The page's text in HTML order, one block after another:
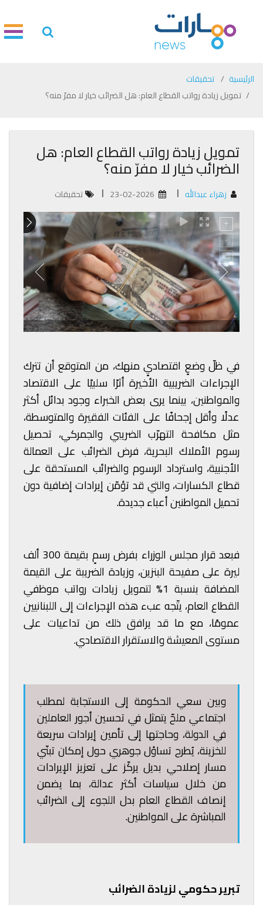
الرئيسية
تحقيقات
تمويل زيادة رواتب القطاع العام: هل الضرائب خيار لا مفرّ منه؟
تمويل زيادة رواتب القطاع العام: هل
الضرائب خيار لا مفرّ منه؟
زهراء عبدالله تحقيقات
في ظلّ وضعٍ اقتصاديٍ منهك، من المتوقع أن تترك
الإجراءات الضريبية الأخيرة أثرًا سلبيًا على الاقتصاد
والمواطنين، بينما يرى بعض الخبراء وجود بدائل أكثر
عدلًا وأقل إجحافًا على الفئات الفقيرة والمتوسطة،
مثل مكافحة التهرّب الضريبي والجمركي، تحصيل
رسوم الأملاك البحرية، فرض الضرائب على العمالة
الأجنبية، واسترداد الرسوم والضرائب المستحقة على
قطاع الكسارات، والتي قد تؤمّن إيرادات إضافية دون
تحميل المواطنين أعباء جديدة.
فبعد قرار مجلس الوزراء بفرض رسمٍ بقيمة 300 ألف
ليرة على صفيحة البنزين، وزيادة الضريبة على القيمة
المضافة بنسبة 1% لتمويل زيادات رواتب موظفي
القطاع العام، يتّجه عبء هذه الإجراءات إلى اللبنانيين
عمومًا، مع ما قد يرافق ذلك من تداعيات على
مستوى المعيشة والاستقرار الاقتصادي.
وبين سعي الحكومة إلى الاستجابة لمطلب
اجتماعي ملحّ يتمثل في تحسين أجور العاملين
في الدولة، وحاجتها إلى تأمين إيرادات سريعة
للخزينة، يُطرح تساؤل جوهري حول إمكان تبنّي
مسار إصلاحي بديل يركّز على تعزيز الإيرادات
من خلال سياسات أكثر عدالة، بما يضمن
إنصاف القطاع العام بدل اللجوء إلى الضرائب
المباشرة على المواطنين.
تبرير حكومي لزيادة الضرائب